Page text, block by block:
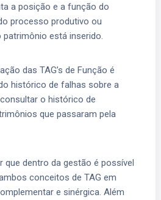
a posição e a função do
processo produtivo ou
está inserido.
das TAG’s de Função é
histórico de falhas sobre a
o histórico de
que passaram pela
que dentro da gestão é possível
conceitos de TAG em
e sinérgica. Além